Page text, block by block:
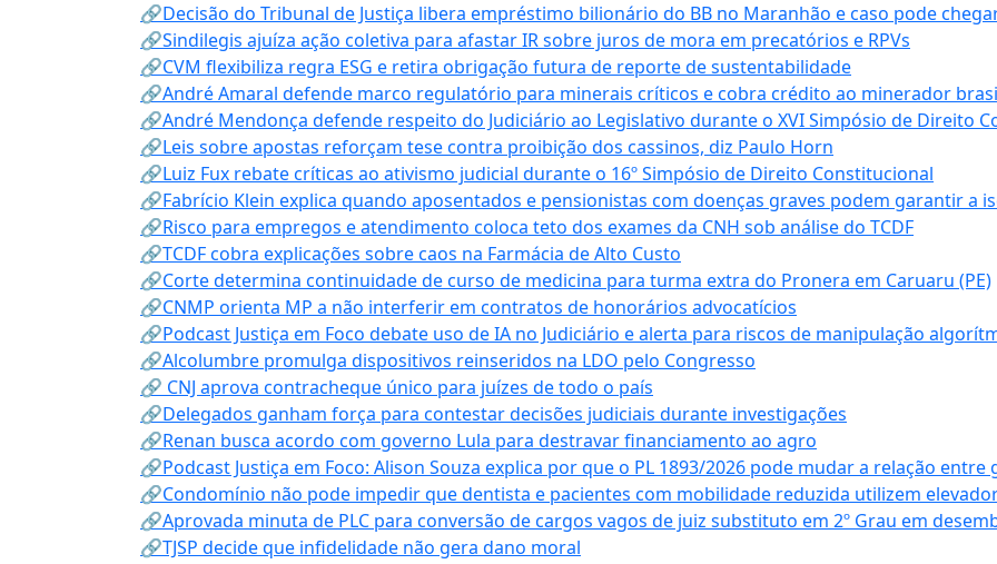
🔗Decisão do Tribunal de Justiça libera empréstimo bilionário do BB no Maranhão e caso pode chegar
🔗Sindilegis ajuíza ação coletiva para afastar IR sobre juros de mora em precatórios e RPVs
🔗CVM flexibiliza regra ESG e retira obrigação futura de reporte de sustentabilidade
🔗André Amaral defende marco regulatório para minerais críticos e cobra crédito ao minerador
🔗André Mendonça defende respeito do Judiciário ao Legislativo durante o XVI Simpósio de Direito
🔗Leis sobre apostas reforçam tese contra proibição dos cassinos, diz Paulo Horn
🔗Luiz Fux rebate críticas ao ativismo judicial durante o 16º Simpósio de Direito Constitucional
🔗Fabrício Klein explica quando aposentados e pensionistas com doenças graves podem garantir a
🔗Risco para empregos e atendimento coloca teto dos exames da CNH sob análise do TCDF
🔗TCDF cobra explicações sobre caos na Farmácia de Alto Custo
🔗Corte determina continuidade de curso de medicina para turma extra do Pronera em Caruaru (PE)
🔗CNMP orienta MP a não interferir em contratos de honorários advocatícios
🔗Podcast Justiça em Foco debate uso de IA no Judiciário e alerta para riscos de manipulação
🔗Alcolumbre promulga dispositivos reinseridos na LDO pelo Congresso
🔗 CNJ aprova contracheque único para juízes de todo o país
🔗Delegados ganham força para contestar decisões judiciais durante investigações
🔗Renan busca acordo com governo Lula para destravar financiamento ao agro
🔗Podcast Justiça em Foco: Alison Souza explica por que o PL 1893/2026 pode mudar a relação
🔗Condomínio não pode impedir que dentista e pacientes com mobilidade reduzida utilizem
🔗Aprovada minuta de PLC para conversão de cargos vagos de juiz substituto em 2º Grau em
🔗TJSP decide que infidelidade não gera dano moral